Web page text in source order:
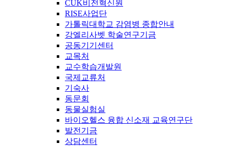
CUK비전혁신원
RISE사업단
가톨릭대학교 감염병 종합안내
강엘리사벳 학술연구기금
공동기기센터
교목처
교수학습개발원
국제교류처
기숙사
동문회
동물실험실
바이오헬스 융합 신소재 교육연구단
발전기금
상담센터